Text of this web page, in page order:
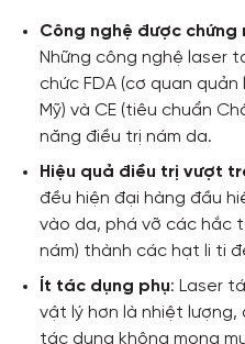
Công nghệ được chứng
Những công nghệ laser
chức FDA (cơ quan
Mỹ) và CE (tiêu chuẩn
năng điều trị nám da.
Hiệu quả điều trị vượt
đều hiện đại hàng đầu
vào da, phá vỡ các hắc
nám) thành các hạt li ti
Ít tác dụng phụ: Laser
vật lý hơn là nhiệt
tác dụng không mong